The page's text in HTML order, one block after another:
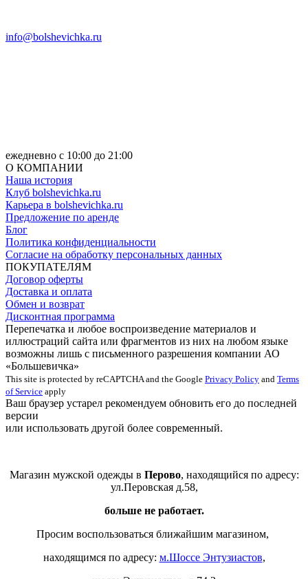
info@bolshevichka.ru
ежедневно с 10:00 до 21:00
О КОМПАНИИ
Наша история
Клуб bolshevichka.ru
Карьера в bolshevichka.ru
Предложение по аренде
Блог
Политика конфиденциальности
Согласие на обработку персональных данных
ПОКУПАТЕЛЯМ
Договор оферты
Доставка и оплата
Обмен и возврат
Дисконтная программа
Перепечатка и любое воспроизведение материалов и
иллюстраций сайта или фрагментов из них на любом языке
возможны лишь с письменного разрешения компании АО
«Большевичка»
This site is protected by reCAPTCHA and the Google Privacy Policy and Terms
of Service apply
Ваш браузер устарел рекомендуем обновить его до последней
версии
или использовать другой более современный.
Магазин мужской одежды в Перово, находящийся по адресу:
ул.Перовская д.58,
больше не работает.
Просим воспользоваться ближайшим магазином,
находящимся по адресу: м.Шоссе Энтузиастов,